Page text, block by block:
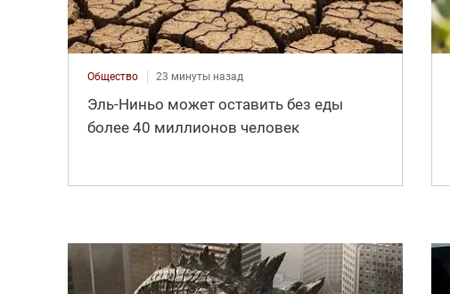
Общество 23 минуты назад
Эль-Ниньо может оставить без еды
более 40 миллионов человек